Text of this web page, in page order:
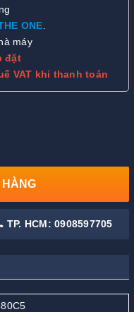
ONE.
máy
đặt
VAT khi thanh toán
HÀNG
TP. HCM: 0908597705